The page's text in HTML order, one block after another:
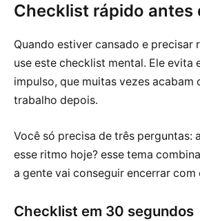
Checklist rápido antes
Quando estiver cansado e precisar
use este checklist mental. Ele evita
impulso, que muitas vezes acabam
trabalho depois.
Você só precisa de três perguntas:
esse ritmo hoje? esse tema
a gente vai conseguir encerrar com
Checklist em 30 segundos